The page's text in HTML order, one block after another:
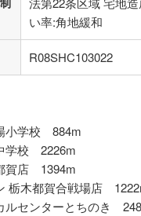
い率:角地緩和
R08SHC103022
小学校 884m
学校 2226m
賀店 1394m
栃木都賀合戦場店
ルセンターとちのき